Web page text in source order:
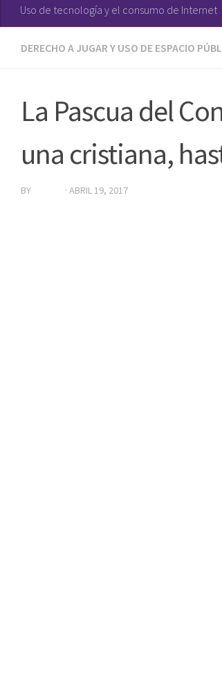
Uso de tecnología y el consumo de Internet
DERECHO A JUGAR Y USO DE ESPACIO
La Pascua del
una cristiana,
BY · ABRIL 19, 2017